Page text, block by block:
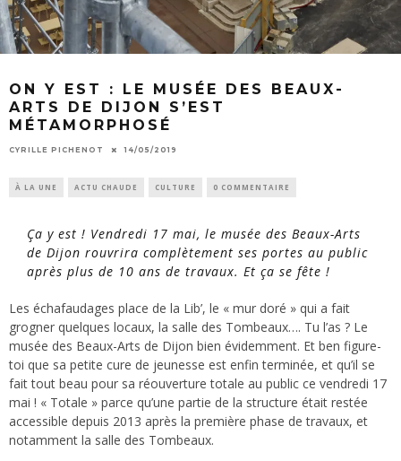
ON Y EST : LE MUSÉE DES BEAUX-
ARTS DE DIJON S’EST
MÉTAMORPHOSÉ
CYRILLE PICHENOT 14/05/2019
À LA UNE ACTU CHAUDE CULTURE 0 COMMENTAIRE
Ça y est ! Vendredi 17 mai, le musée des Beaux-Arts
de Dijon rouvrira complètement ses portes au public
après plus de 10 ans de travaux. Et ça se fête !
Les échafaudages place de la Lib’, le « mur doré » qui a fait
grogner quelques locaux, la salle des Tombeaux…. Tu l’as ? Le
musée des Beaux-Arts de Dijon bien évidemment. Et ben figure-
toi que sa petite cure de jeunesse est enfin terminée, et qu’il se
fait tout beau pour sa réouverture totale au public ce vendredi 17
mai ! « Totale » parce qu’une partie de la structure était restée
accessible depuis 2013 après la première phase de travaux, et
notamment la salle des Tombeaux.